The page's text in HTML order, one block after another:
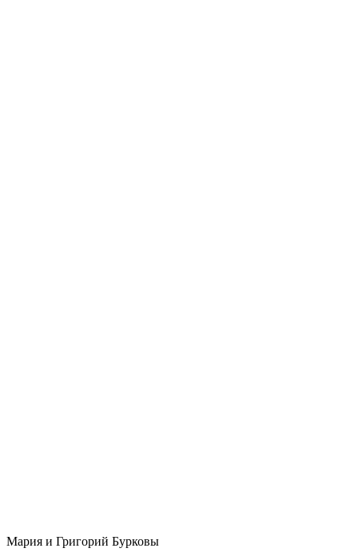
Мария и Григорий Бурковы